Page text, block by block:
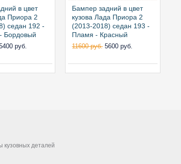
в цвет
Приора 2
седан 192 -
Бордовый
руб.
Бампер задний в цвет
кузова Лада Приора 2
(2013-2018) седан 193 -
Пламя - Красный
11600 руб. 5600 руб.
кузовных деталей